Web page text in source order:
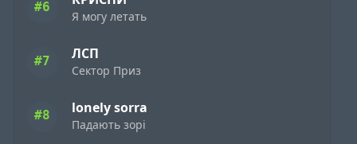
#6
Я могу летать
#7 ЛСП
Сектор Приз
#8 lonely sorra
Падають зорі